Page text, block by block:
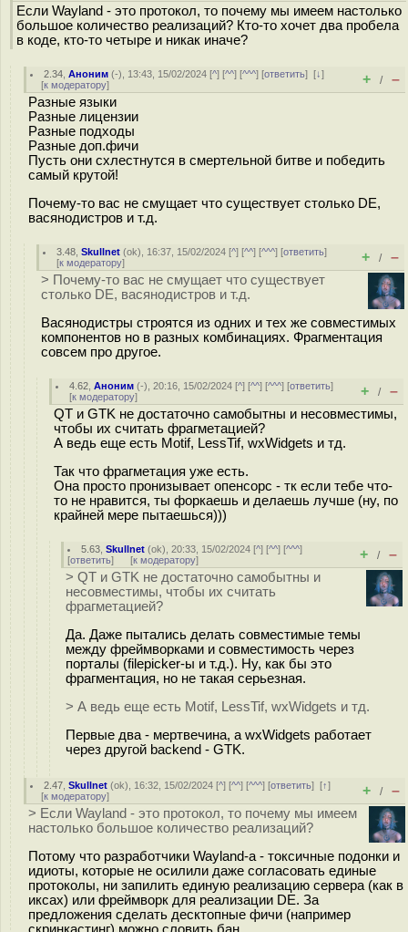
Если Wayland - это протокол, то почему мы имеем настолько
большое количество реализаций? Кто-то хочет два пробела
в коде, кто-то четыре и никак иначе?
2.34 ,Аноним (-), 13:43, 15/02/2024 [^] [^^] [^^^] [ответить][↓]
[к модератору] + / –
Разные языки
Разные лицензии
Разные подходы
Разные доп.фичи
Пусть они схлестнутся в смертельной битве и победить
самый крутой!
Почему-то вас не смущает что существует столько DE,
васянодистров и т.д.
3.48 ,Skullnet (ok), 16:37, 15/02/2024 [^] [^^] [^^^] [ответить]
[к модератору] + / –
> Почему-то вас не смущает что существует
столько DE, васянодистров и т.д.
Васянодистры строятся из одних и тех же совместимых
компонентов но в разных комбинациях. Фрагментация
совсем про другое.
4.62 ,Аноним (-), 20:16, 15/02/2024 [^] [^^] [^^^] [ответить]
[к модератору] + / –
QT и GTK не достаточно самобытны и несовместимы,
чтобы их считать фрагметацией?
А ведь еще есть Motif, LessTif, wxWidgets и тд.
Так что фрагметация уже есть.
Она просто пронизывает опенсорс - тк если тебе что-
то не нравится, ты форкаешь и делаешь лучше (ну, по
крайней мере пытаешься)))
5.63 ,Skullnet (ok), 20:33, 15/02/2024 [^] [^^] [^^^]
[ответить] [к модератору] + / –
> QT и GTK не достаточно самобытны и
несовместимы, чтобы их считать
фрагметацией?
Да. Даже пытались делать совместимые темы
между фреймворками и совместимость через
порталы (filepicker-ы и т.д.). Ну, как бы это
фрагментация, но не такая серьезная.
> А ведь еще есть Motif, LessTif, wxWidgets и тд.
Первые два - мертвечина, а wxWidgets работает
через другой backend - GTK.
2.47 ,Skullnet (ok), 16:32, 15/02/2024 [^] [^^] [^^^] [ответить][↑]
[к модератору] + / –
> Если Wayland - это протокол, то почему мы имеем
настолько большое количество реализаций?
Потому что разработчики Wayland-а - токсичные подонки и
идиоты, которые не осилили даже согласовать единые
протоколы, ни запилить единую реализацию сервера (как в
иксах) или фреймворк для реализации DE. За
предложения сделать десктопные фичи (например